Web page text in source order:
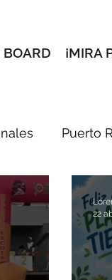
¡MIRA
Puerto
Dale pon pal
22